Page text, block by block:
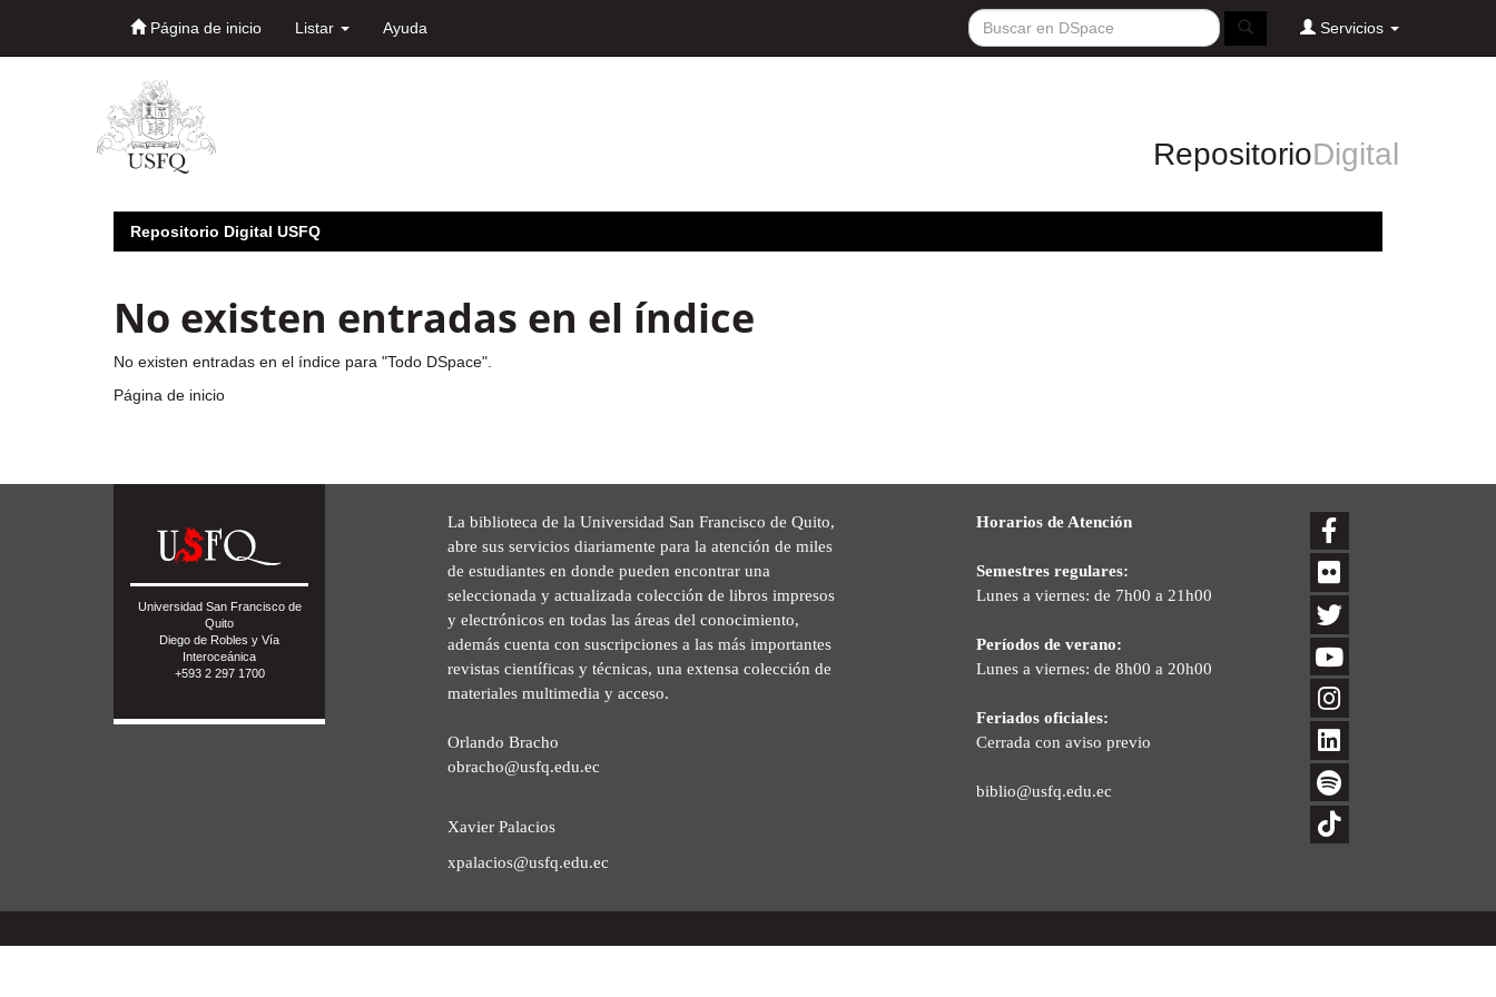
Página de inicio Listar Ayuda Servicios
RepositorioDigital
Repositorio Digital USFQ
No existen entradas en el índice
No existen entradas en el índice para "Todo DSpace".
Página de inicio
Universidad San Francisco de
Quito
Diego de Robles y Vía
Interoceánica
+593 2 297 1700
La biblioteca de la Universidad San Francisco de Quito,
abre sus servicios diariamente para la atención de miles
de estudiantes en donde pueden encontrar una
seleccionada y actualizada colección de libros impresos
y electrónicos en todas las áreas del conocimiento,
además cuenta con suscripciones a las más importantes
revistas científicas y técnicas, una extensa colección de
materiales multimedia y acceso.
Orlando Bracho
obracho@usfq.edu.ec
Xavier Palacios
xpalacios@usfq.edu.ec
Horarios de Atención
Semestres regulares:
Lunes a viernes: de 7h00 a 21h00
Períodos de verano:
Lunes a viernes: de 8h00 a 20h00
Feriados oficiales:
Cerrada con aviso previo
biblio@usfq.edu.ec